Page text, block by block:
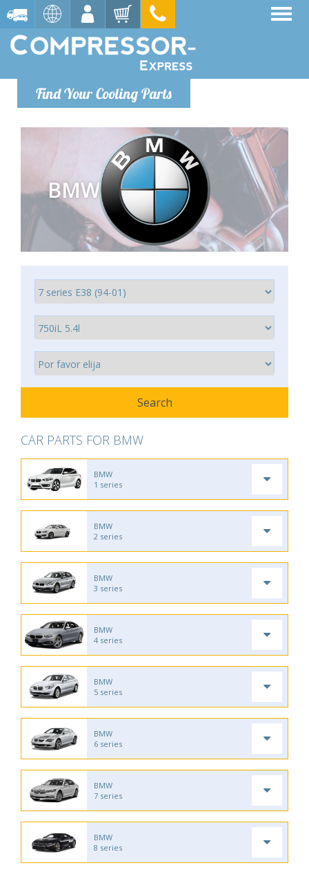
Find Your Cooling Parts
BMW
CAR PARTS FOR BMW
BMW
1 series
BMW
2 series
BMW
3 series
BMW
4 series
BMW
5 series
BMW
6 series
BMW
7 series
BMW
8 series